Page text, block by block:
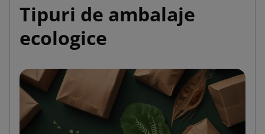
Tipuri de ambalaje
ecologice